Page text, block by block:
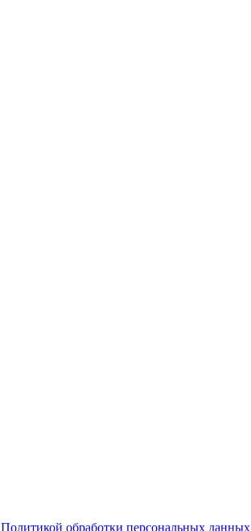
Политикой обработки персональных данных